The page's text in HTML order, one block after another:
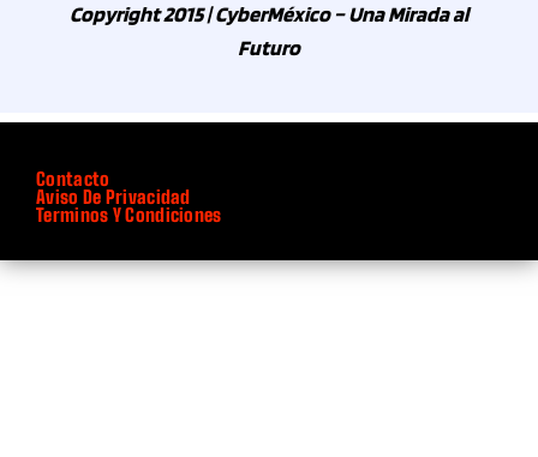
Copyright 2015 | CyberMéxico – Una Mirada al
Futuro
Contacto
Aviso De Privacidad
Terminos Y Condiciones